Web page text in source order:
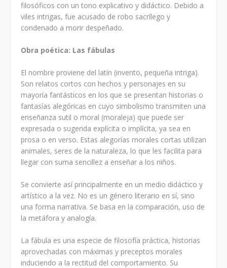
filosóficos con un tono explicativo y didáctico. Debido a
viles intrigas, fue acusado de robo sacrílego y
condenado a morir despeñado.
Obra poética: Las fábulas
El nombre proviene del latín (invento, pequeña intriga).
Son relatos cortos con hechos y personajes en su
mayoría fantásticos en los que se presentan historias o
fantasías alegóricas en cuyo simbolismo transmiten una
enseñanza sutil o moral (moraleja) que puede ser
expresada o sugerida explícita o implícita, ya sea en
prosa o en verso. Estas alegorías morales cortas utilizan
animales, seres de la naturaleza, lo que les facilita para
llegar con suma sencillez a enseñar a los niños.
Se convierte así principalmente en un medio didáctico y
artístico a la vez. No es un género literario en sí, sino
una forma narrativa. Se basa en la comparación, uso de
la metáfora y analogía.
La fábula es una especie de filosofía práctica, historias
aprovechadas con máximas y preceptos morales
induciendo a la rectitud del comportamiento. Su